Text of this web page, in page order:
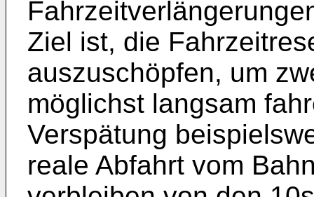
Ziel ist, die
auszuschöpfen, um
möglichst langsam
Verspätung
reale Abfahrt vom